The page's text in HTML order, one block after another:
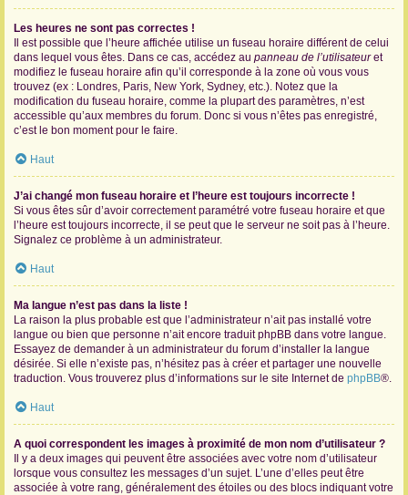
Les heures ne sont pas correctes !
Il est possible que l’heure affichée utilise un fuseau horaire différent de celui
dans lequel vous êtes. Dans ce cas, accédez au panneau de l’utilisateuret
modifiez le fuseau horaire afin qu’il corresponde à la zone où vous vous
trouvez (ex : Londres, Paris, New York, Sydney, etc.). Notez que la
modification du fuseau horaire, comme la plupart des paramètres, n’est
accessible qu’aux membres du forum. Donc si vous n’êtes pas enregistré,
c’est le bon moment pour le faire.
Haut
J’ai changé mon fuseau horaire et l’heure est toujours incorrecte !
Si vous êtes sûr d’avoir correctement paramétré votre fuseau horaire et que
l’heure est toujours incorrecte, il se peut que le serveur ne soit pas à l’heure.
Signalez ce problème à un administrateur.
Haut
Ma langue n’est pas dans la liste !
La raison la plus probable est que l’administrateur n’ait pas installé votre
langue ou bien que personne n’ait encore traduit phpBB dans votre langue.
Essayez de demander à un administrateur du forum d’installer la langue
désirée. Si elle n’existe pas, n’hésitez pas à créer et partager une nouvelle
traduction. Vous trouverez plus d’informations sur le site Internet de phpBB®.
Haut
A quoi correspondent les images à proximité de mon nom d’utilisateur ?
Il y a deux images qui peuvent être associées avec votre nom d’utilisateur
lorsque vous consultez les messages d’un sujet. L’une d’elles peut être
associée à votre rang, généralement des étoiles ou des blocs indiquant votre